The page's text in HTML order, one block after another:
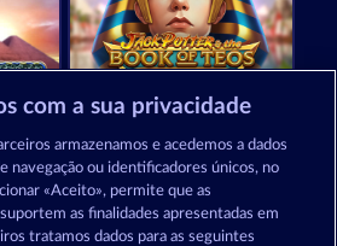
Jack Potter and the Book of Teos
com a sua privacidade
armazenamos e acedemos a dados
navegação ou identificadores únicos, no
«Aceito», permite que as
as finalidades apresentadas em
tratamos dados para as seguintes